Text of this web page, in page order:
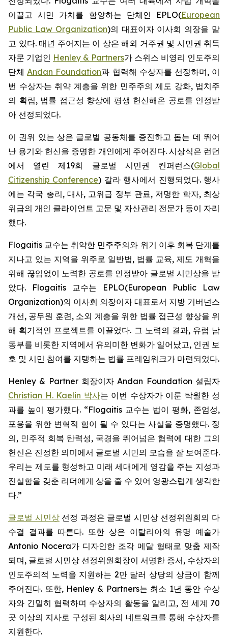
이끌고 시민 가치를 함양하는 단체인 EPLO(European
Public Law Organization)의 대표이자 이사회 의장을 맡
고 있다. 매년 주어지는 이 상은 해외 거주권 및 시민권 취득
자문 기업인 Henley & Partners가 스위스 비영리 인도주의
단체Andan Foundation과 협력해 수상자를 선정하며, 이
번 수상자는 취약 계층을 위한 민주주의 제도 강화, 법치주
의 확립, 법률 접근성 향상에 평생 헌신해온 공로를 인정받
아 선정되었다.
이 권위 있는 상은 글로벌 공동체를 증진하고 돕는 데 뛰어
난 용기와 헌신을 증명한 개인에게 주어진다. 시상식은 런던
에서 열린 제19회 글로벌 시민권 컨퍼런스(Global
Citizenship Conference) 갈라 행사에서 진행되었다. 행사
에는 각국 총리, 대사, 고위급 정부 관료, 저명한 학자, 최상
위급의 개인 클라이언트 고문 및 자산관리 전문가 등이 자리
했다.
Flogaitis 교수는 취약한 민주주의와 위기 이후 회복 단계를
지나고 있는 지역을 위주로 일반법, 법률 교육, 제도 개혁을
위해 끊임없이 노력한 공로를 인정받아 글로벌 시민상을 받
았다. Flogaitis 교수는 EPLO(European Public Law
Organization)의 이사회 의장이자 대표로서 지방 거버넌스
개선, 공무원 훈련, 소외 계층을 위한 법률 접근성 향상을 위
해 획기적인 프로젝트를 이끌었다. 그 노력의 결과, 유럽 남
동부를 비롯한 지역에서 유의미한 변화가 일어났고, 인권 보
호 및 시민 참여를 지탱하는 법률 프레임워크가 마련되었다.
Henley & Partner 회장이자 Andan Foundation 설립자
Christian H. Kaelin 박사는 이번 수상자가 이룬 탁월한 성
과를 높이 평가했다. “Flogaitis 교수는 법이 평화, 존엄성,
포용을 위한 변혁적 힘이 될 수 있다는 사실을 증명했다. 정
의, 민주적 회복 탄력성, 국경을 뛰어넘은 협력에 대한 그의
헌신은 진정한 의미에서 글로벌 시민의 모습을 잘 보여준다.
우리는 제도를 형성하고 미래 세대에게 영감을 주는 지성과
진실함을 갖춘 리더에게 상을 줄 수 있어 영광스럽게 생각한
다.”
글로벌 시민상선정 과정은 글로벌 시민상 선정위원회의 다
수결 결과를 따른다. 또한 상은 이탈리아의 유명 예술가
Antonio Nocera가 디자인한 조각 메달 형태로 맞춤 제작
되며, 글로벌 시민상 선정위원회장이 서명한 증서, 수상자의
인도주의적 노력을 지원하는 2만 달러 상당의 상금이 함께
주어진다. 또한, Henley & Partners는 최소 1년 동안 수상
자와 긴밀히 협력하며 수상자의 활동을 알리고, 전 세계 70
곳 이상의 지사로 구성된 회사의 네트워크를 통해 수상자를
지원한다.